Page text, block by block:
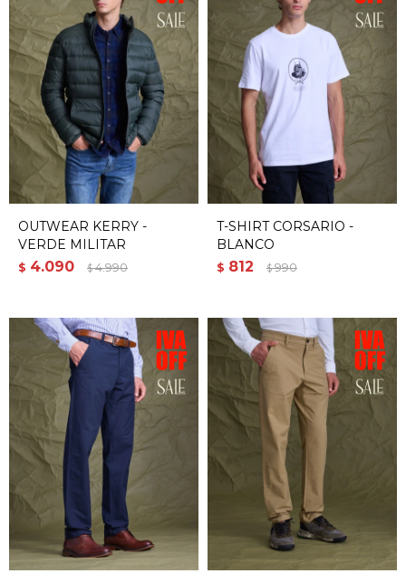
OUTWEAR KERRY -
VERDE MILITAR
$ 4.090 $ 4.990
T-SHIRT CORSARIO -
BLANCO
$ 812 $ 990